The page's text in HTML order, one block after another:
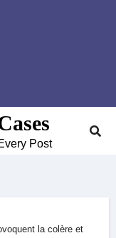
Post
la colère et